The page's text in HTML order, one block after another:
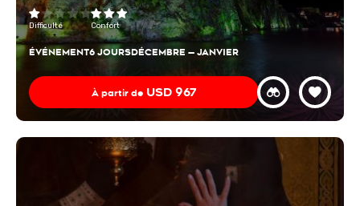
Difficulté Confort
ÉVÉNEMENT6 JOURSDÉCEMBRE — JANVIER
À partir de USD 967